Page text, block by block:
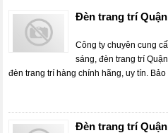
Đèn trang trí Quận
Công ty chuyên cung
sáng, đèn trang trí
đèn trang trí hàng chính hãng, uy tín.
Đèn trang trí